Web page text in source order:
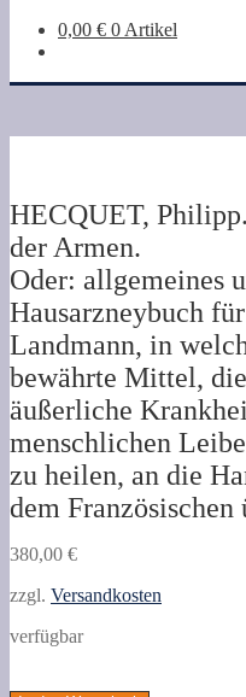
0,00 € 0 Artikel
HECQUET,
der Armen.
Oder: allgemeines
Hausarzneybuch
Landmann, in
bewährte Mittel,
äußerliche
menschlichen
zu heilen, an die
dem Französischen
380,00 €
zzgl. Versandkosten
verfügbar